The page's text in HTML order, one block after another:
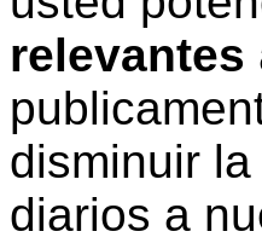
relevantes
disminuir
diarios a